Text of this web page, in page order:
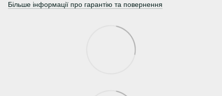
Більше інформації про гарантію та повернення